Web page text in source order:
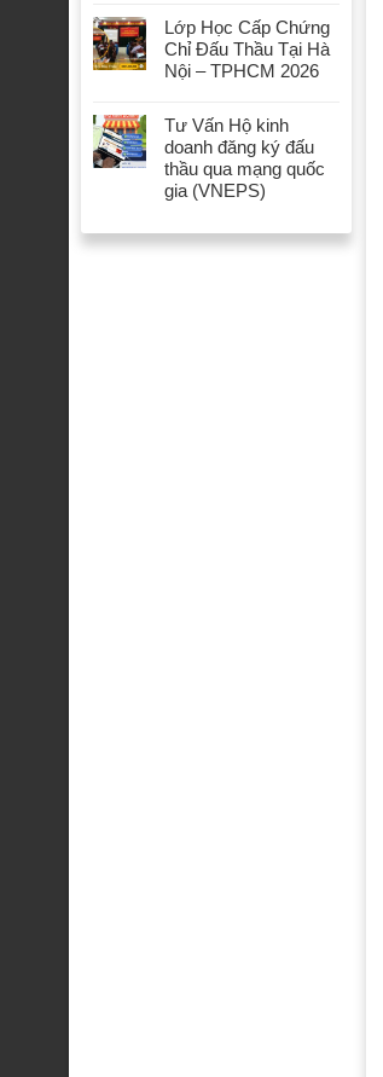
Lớp Học Cấp Chứng
Chỉ Đấu Thầu Tại Hà
Nội – TPHCM 2026
Tư Vấn Hộ kinh
doanh đăng ký đấu
thầu qua mạng quốc
gia (VNEPS)